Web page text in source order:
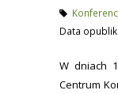
Data
W dniach
Centrum